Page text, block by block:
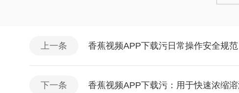
上一条 香蕉视频APP下载污日常操作安全规范
下一条 香蕉视频APP下载污：用于快速浓缩